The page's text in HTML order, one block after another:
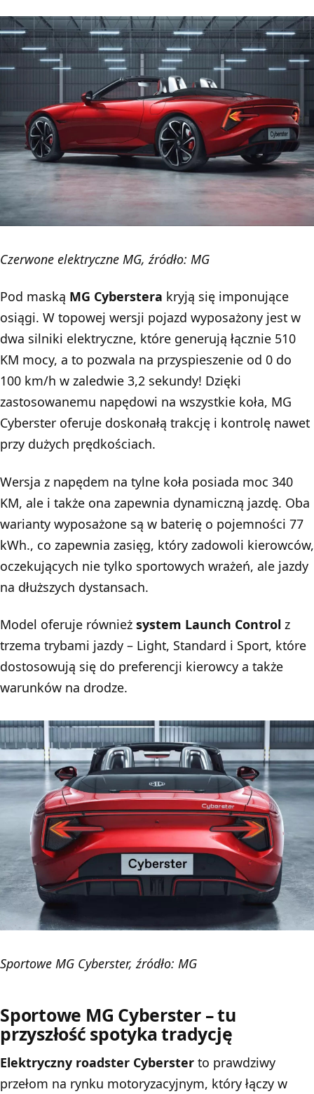
Czerwone elektryczne MG, źródło: MG
Pod maską MG Cyberstera kryją się imponujące
osiągi. W topowej wersji pojazd wyposażony jest w
dwa silniki elektryczne, które generują łącznie 510
KM mocy, a to pozwala na przyspieszenie od 0 do
100 km/h w zaledwie 3,2 sekundy! Dzięki
zastosowanemu napędowi na wszystkie koła, MG
Cyberster oferuje doskonałą trakcję i kontrolę nawet
przy dużych prędkościach.
Wersja z napędem na tylne koła posiada moc 340
KM, ale i także ona zapewnia dynamiczną jazdę. Oba
warianty wyposażone są w baterię o pojemności 77
kWh., co zapewnia zasięg, który zadowoli kierowców,
oczekujących nie tylko sportowych wrażeń, ale jazdy
na dłuższych dystansach.
Model oferuje również system Launch Control z
trzema trybami jazdy – Light, Standard i Sport, które
dostosowują się do preferencji kierowcy a także
warunków na drodze.
Sportowe MG Cyberster, źródło: MG
Sportowe MG Cyberster – tu
przyszłość spotyka tradycję
Elektryczny roadster Cyberster to prawdziwy
przełom na rynku motoryzacyjnym, który łączy w